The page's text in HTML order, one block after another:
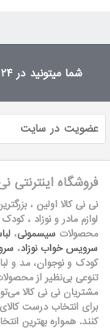
شما میتونید در ۲۴ ساعت شبانه روز سفارشات خود را آنلاین ثبت کنید
فروشگاه اینترنتی
نی نی کالا اولین ،
لوازم مادر و نوزاد ،
محصولات سیسمونی،
سرویس خواب نوزاد،
کودک و نوجوان، مد و
تنوعی بی‌نظیر از
مشتریان نی نی‌ کالا
برای انتخاب درست
کنند. همواره بهترین